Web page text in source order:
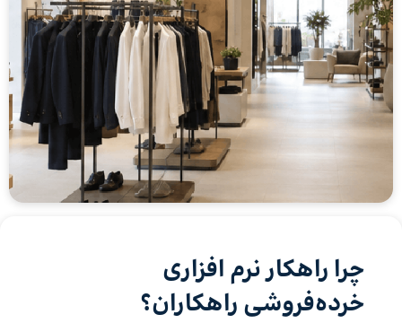
چرا راهکار نرم افزاری
خرده‌فروشی راهکاران؟